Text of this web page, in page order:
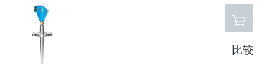
物位测量
液体分析
科里奥利质量流量计
超声波流量计
Vibronic point level detection
导波雷达物位测量
电导率传感器和变送器
浊度传感器和变送器
工业温度计
保护套管
差压测量
选购全部
过程测控仪
电源和安全栅
拉曼光谱分析仪
排放监测解决方案
Netilion Health
Netilion Analytics
技术支持服务
仪表维护
仪表调试服务
Industrial Project Management
远程资产监控
Process Instrumentation Courses
现场仪表校准服务
预防性维护服务
优化校准间隔时间
动态现场仪表评价和分析服务
水务和环境：保护 —— 节约 —— 提高
石油与天然气：促进能源转型，实
技术支持中心 —— Endress+Hauser提供全方
位服务，与您相伴前行
下载区
搜索和下载技术手册, 宣传资料, 出版物, 软
生产中心
集团实力
Endress+Hauser在中国
恩德斯豪斯科技中国
Endress+Hauser流量
Endress+Hauser 液体分析
网络安全性
过程自动化项目流程
所有文章
新闻稿
研讨会
展览会
Explore open positions
在Endress+Hauser工作
比较